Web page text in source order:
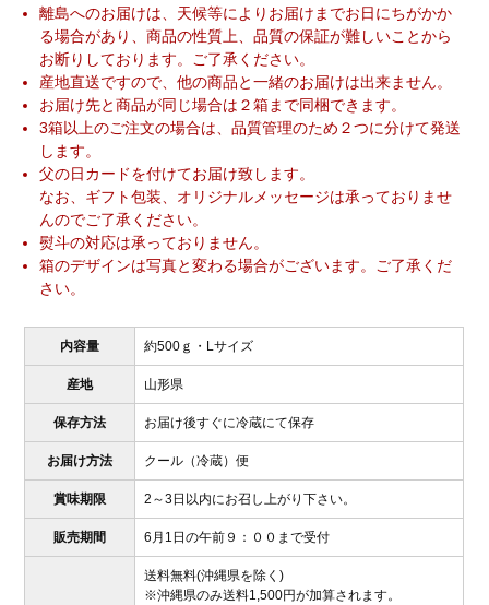
離島へのお届けは、天候等によりお届けまでお日にちがかか
る場合があり、商品の性質上、品質の保証が難しいことから
お断りしております。ご了承ください。
産地直送ですので、他の商品と一緒のお届けは出来ません。
お届け先と商品が同じ場合は２箱まで同梱できます。
3箱以上のご注文の場合は、品質管理のため２つに分けて発送
します。
父の日カードを付けてお届け致します。
なお、ギフト包装、オリジナルメッセージは承っておりませ
んのでご了承ください。
熨斗の対応は承っておりません。
箱のデザインは写真と変わる場合がございます。ご了承くだ
さい。
内容量 約500ｇ・Lサイズ
産地 山形県
保存方法 お届け後すぐに冷蔵にて保存
お届け方法 クール（冷蔵）便
賞味期限 2～3日以内にお召し上がり下さい。
販売期間 6月1日の午前９：００まで受付
送料無料(沖縄県を除く)
※沖縄県のみ送料1,500円が加算されます。